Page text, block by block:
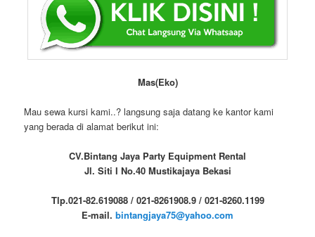
Mas(Eko)
Mau sewa kursi kami..? langsung saja datang ke kantor kami
yang berada di alamat berikut ini:
CV.Bintang Jaya Party Equipment Rental
Jl. Siti I No.40 Mustikajaya Bekasi
Tlp.021-82.619088 / 021-8261908.9 / 021-8260.1199
E-mail. bintangjaya75@yahoo.com